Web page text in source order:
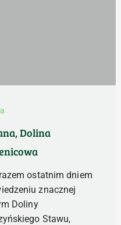
Dolina
ostatnim dniem
znacznej
Doliny
Stawu,